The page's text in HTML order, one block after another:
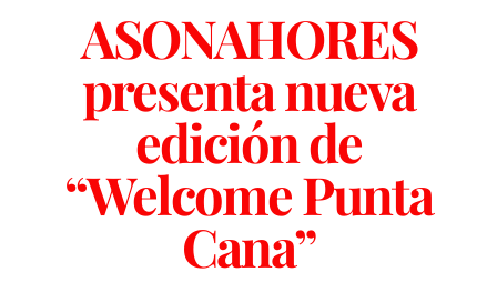
ASONAHORES
presenta nueva
edición de
“Welcome Punta
Cana”